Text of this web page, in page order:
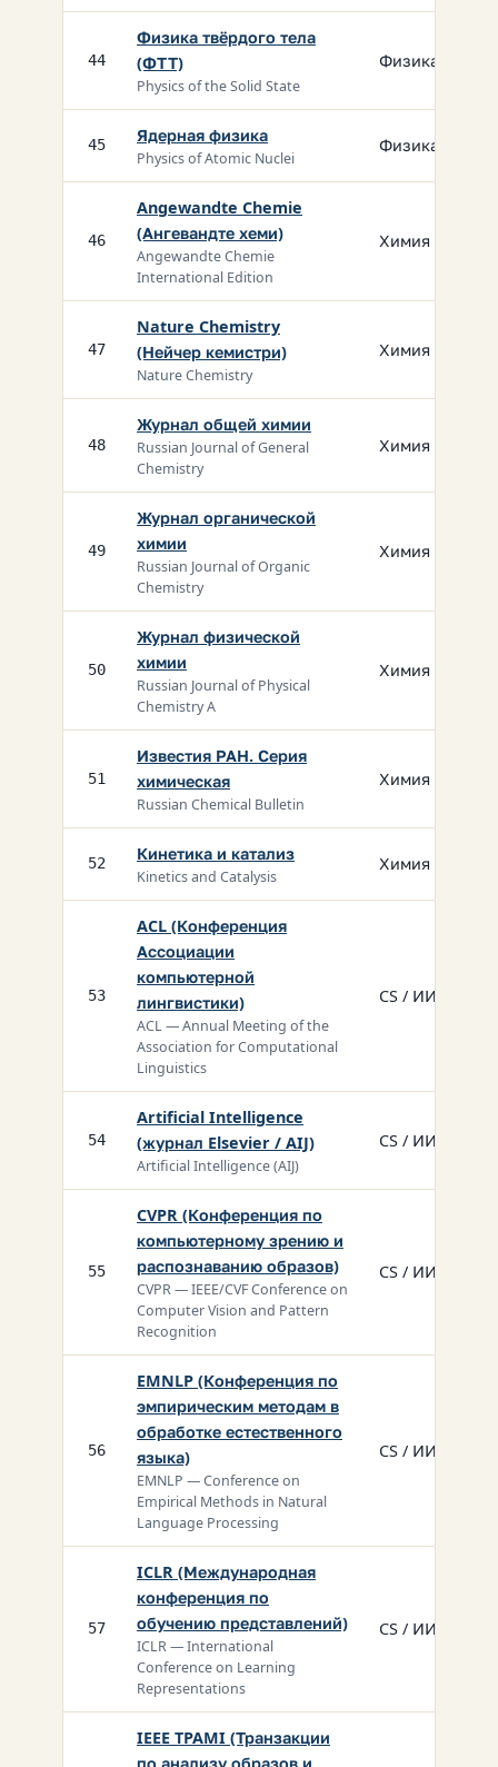
44
Физика твёрдого тела
(ФТТ)
Physics of the Solid State
Физика
45 Ядерная физика
Physics of Atomic Nuclei
Физика
46
Angewandte Chemie
(Ангевандте хеми)
Angewandte Chemie
International Edition
Химия
47
Nature Chemistry
(Нейчер кемистри)
Nature Chemistry
Химия
48
Журнал общей химии
Russian Journal of General
Chemistry
Химия
49
Журнал органической
химии
Russian Journal of Organic
Chemistry
Химия
50
Журнал физической
химии
Russian Journal of Physical
Chemistry A
Химия
51
Известия РАН. Серия
химическая
Russian Chemical Bulletin
Химия
52 Кинетика и катализ
Kinetics and Catalysis
Химия
53
ACL (Конференция
Ассоциации
компьютерной
лингвистики)
ACL — Annual Meeting of the
Association for Computational
Linguistics
CS / ИИ
54
Artificial Intelligence
(журнал Elsevier / AIJ)
Artificial Intelligence (AIJ)
CS / ИИ
55
CVPR (Конференция по
компьютерному зрению и
распознаванию образов)
CVPR — IEEE/CVF Conference on
Computer Vision and Pattern
Recognition
CS / ИИ
56
EMNLP (Конференция по
эмпирическим методам в
обработке естественного
языка)
EMNLP — Conference on
Empirical Methods in Natural
Language Processing
CS / ИИ
57
ICLR (Международная
конференция по
обучению представлений)
ICLR — International
Conference on Learning
Representations
CS / ИИ
IEEE TPAMI (Транзакции
по анализу образов и